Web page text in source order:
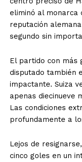
eliminó al monarca
reputación
segundo sin
El partido con más
disputado también
impactante. Suiza
apenas diecinueve
Las condiciones
profundamente a
Lejos de
cinco goles en un